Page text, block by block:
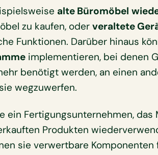
alte Büromöbel
zu kaufen, oder veraltete
Funktionen. Darüber hinaus
implementieren, bei denen
benötigt werden, an einen
wegzuwerfen.
ein Fertigungsunternehmen, das
Produkten
sie verwertbare